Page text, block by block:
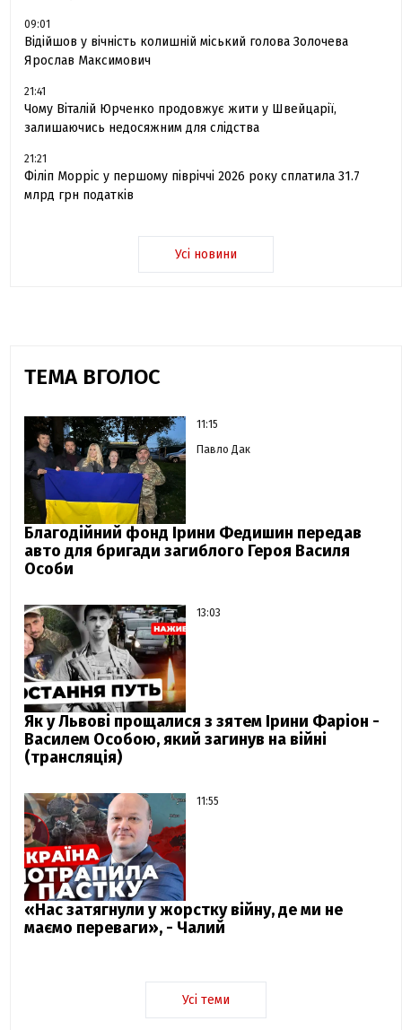
09:01
Відійшов у вічність колишній міський голова Золочева
Ярослав Максимович
21:41
Чому Віталій Юрченко продовжує жити у Швейцарії,
залишаючись недосяжним для слідства
21:21
Філіп Морріс у першому півріччі 2026 року сплатила 31.7
млрд грн податків
Усі новини
ТЕМА ВГОЛОС
11:15
Павло Дак
Благодійний фонд Ірини Федишин передав
авто для бригади загиблого Героя Василя
Особи
13:03
Як у Львові прощалися з зятем Ірини Фаріон -
Василем Особою, який загинув на війні
(трансляція)
11:55
«Нас затягнули у жорстку війну, де ми не
маємо переваги», - Чалий
Усі теми